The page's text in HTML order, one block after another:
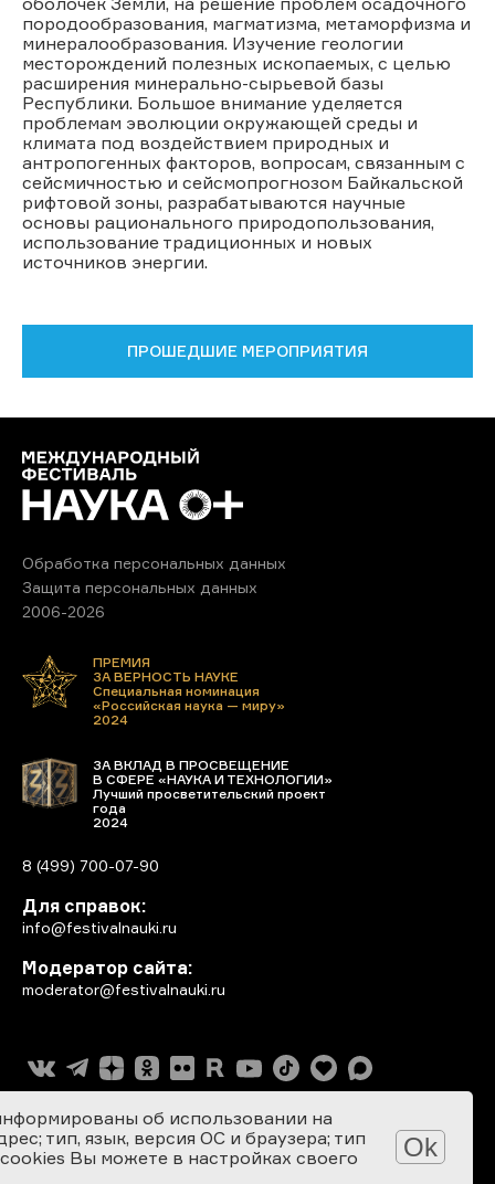
породообразования, магматизма, метаморфизма и
минералообразования. Изучение геологии
месторождений полезных ископаемых, с целью
расширения минерально-сырьевой базы
Республики. Большое внимание уделяется
проблемам эволюции окружающей среды и
климата под воздействием природных и
антропогенных факторов, вопросам, связанным с
сейсмичностью и сейсмопрогнозом Байкальской
рифтовой зоны, разрабатываются научные
основы рационального природопользования,
использование традиционных и новых
источников энергии.
ПРОШЕДШИЕ МЕРОПРИЯТИЯ
Обработка персональных данных
Защита персональных данных
2006-2026
ПРЕМИЯ
ЗА ВЕРНОСТЬ НАУКЕ
Специальная номинация
«Российская наука — миру»
2024
ЗА ВКЛАД В ПРОСВЕЩЕНИЕ
В СФЕРЕ «НАУКА И ТЕХНОЛОГИИ»
Лучший просветительский проект
года
2024
8 (499) 700-07-90
Для справок:
info@festivalnauki.ru
Модератор сайта:
moderator@festivalnauki.ru
об использовании на
тип, язык, версия ОС и браузера; тип
Вы можете в настройках своего
Ok